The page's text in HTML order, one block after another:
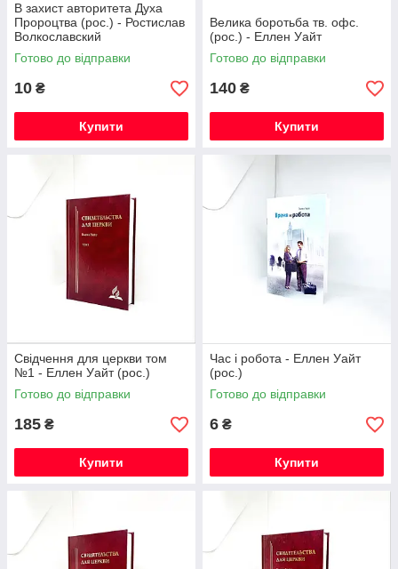
В захист авторитета Духа
Пророцтва (рос.) - Ростислав
Волкославский
Готово до відправки
10 ₴
Купити
Велика боротьба тв. офс.
(рос.) - Еллен Уайт
Готово до відправки
140 ₴
Купити
Свідчення для церкви том
№1 - Еллен Уайт (рос.)
Готово до відправки
185 ₴
Купити
Час і робота - Еллен Уайт
(рос.)
Готово до відправки
6 ₴
Купити